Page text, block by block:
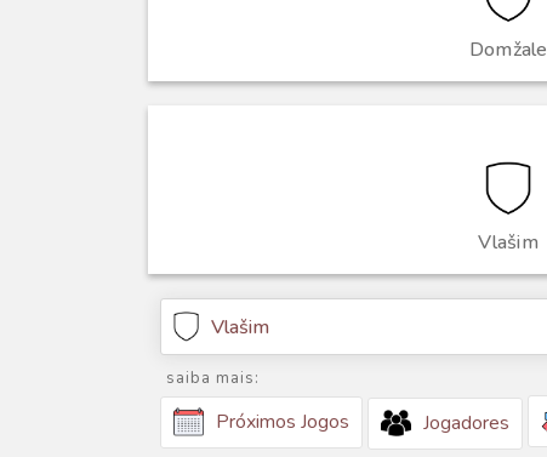
Domžale
Vlašim
Vlašim
saiba mais:
Próximos Jogos Jogadores